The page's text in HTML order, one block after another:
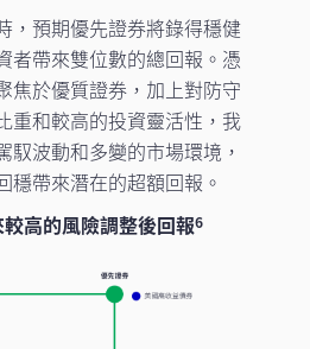
，預期優先證券將錄得穩健
者帶來雙位數的總回報。憑
焦於優質證券，加上對防守
重和較高的投資靈活性，我
馭波動和多變的市場環境，
穩帶來潛在的超額回報。
高的風險調整後回報6